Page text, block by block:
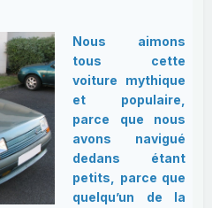
Nous aimons
tous cette
voiture mythique
et populaire,
parce que nous
avons navigué
dedans étant
petits, parce que
quelqu’un de la